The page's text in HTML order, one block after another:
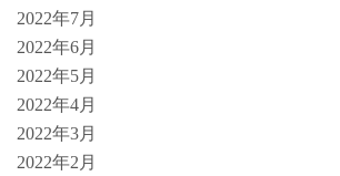
2022年7月
2022年6月
2022年5月
2022年4月
2022年3月
2022年2月